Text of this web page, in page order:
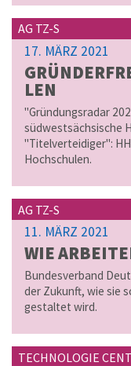
AG TZ-S
17. MÄRZ 2021
LEN
"Gründungsradar
südwestsächsische
"Titelverteidiger":
Hochschulen.
AG TZ-S
11. MÄRZ 2021
WIE
Bundesverband
der Zukunft, wie sie
gestaltet wird.
TECHNOLOGIE